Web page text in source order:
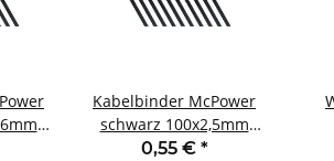
Kabelbinder McPower
schwarz 100x2,5mm
100er-Pack UV
0,55 € *